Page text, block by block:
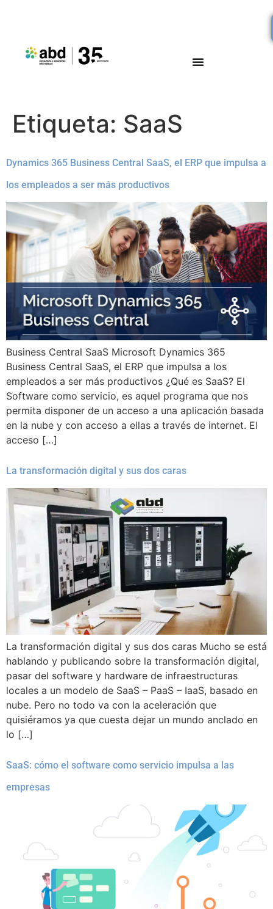
Etiqueta: SaaS
Dynamics 365 Business Central SaaS, el ERP que impulsa a
los empleados a ser más productivos
Business Central SaaS Microsoft Dynamics 365
Business Central SaaS, el ERP que impulsa a los
empleados a ser más productivos ¿Qué es SaaS? El
Software como servicio, es aquel programa que nos
permita disponer de un acceso a una aplicación basada
en la nube y con acceso a ellas a través de internet. El
acceso […]
La transformación digital y sus dos caras
La transformación digital y sus dos caras Mucho se está
hablando y publicando sobre la transformación digital,
pasar del software y hardware de infraestructuras
locales a un modelo de SaaS – PaaS – IaaS, basado en
nube. Pero no todo va con la aceleración que
quisiéramos ya que cuesta dejar un mundo anclado en
lo […]
SaaS: cómo el software como servicio impulsa a las
empresas